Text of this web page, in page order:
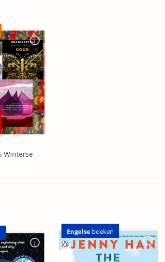
Winterse
Engelse boeken